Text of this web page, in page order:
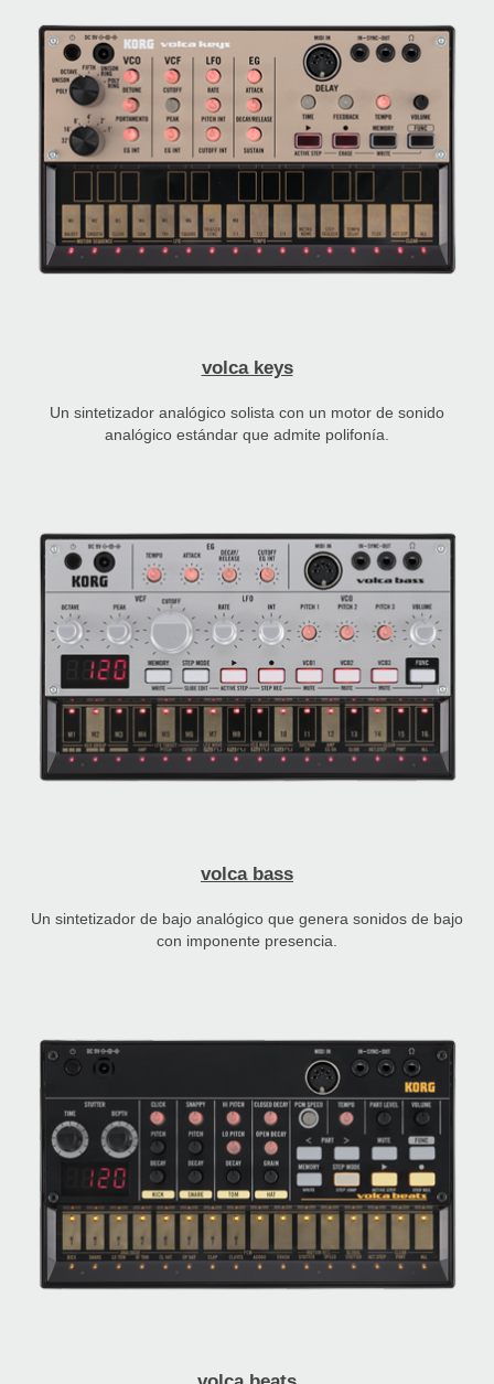
volca keys
Un sintetizador analógico solista con un motor de sonido
analógico estándar que admite polifonía.
volca bass
Un sintetizador de bajo analógico que genera sonidos de bajo
con imponente presencia.